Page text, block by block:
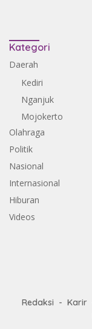
Kategori
Daerah
Kediri
Nganjuk
Mojokerto
Olahraga
Politik
Nasional
Internasional
Hiburan
Videos
Redaksi Karir